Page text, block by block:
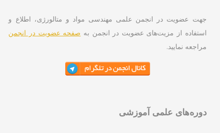
عضویت در انجمن علمی مهندسی مواد و متالورژی، اطلاع و
از مزیت‌های عضویت در انجمن بهصفحه عضویت در انجمن
نمایید.
علمی آموزشی